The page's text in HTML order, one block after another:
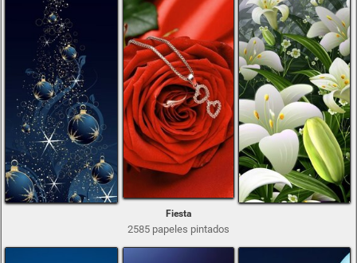
Fiesta
2585 papeles pintados